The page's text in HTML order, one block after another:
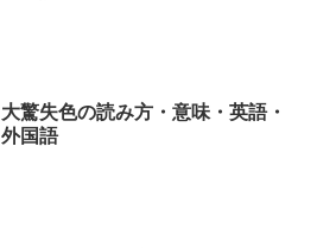
大驚失色の読み方・意味・英語・
外国語